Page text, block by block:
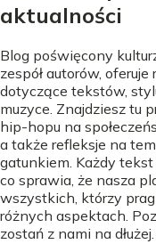
aktualności
Blog poświęcony
zespół autorów,
dotyczące tekstów,
muzyce. Znajdziesz tu
hip-hopu na
a także refleksje na
gatunkiem. Każdy
co sprawia, że nasza
wszystkich, którzy
różnych aspektach.
zostań z nami na dłużej.